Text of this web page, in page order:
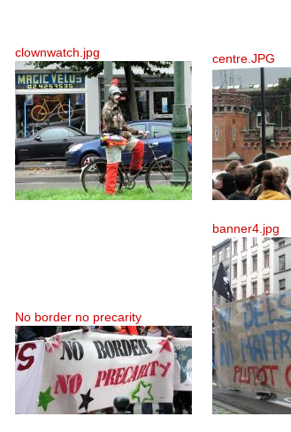
clownwatch.jpg centre.JPG
No border no precarity
banner4.jpg